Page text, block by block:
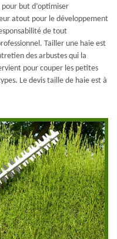
but d’optimiser
atout pour le développement
de tout
Tailler une haie est
des arbustes qui la
pour couper les petites
Le devis taille de haie est à